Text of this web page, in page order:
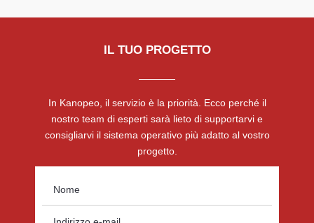
IL TUO PROGETTO
In Kanopeo, il servizio è la priorità. Ecco perché il
nostro team di esperti sarà lieto di supportarvi e
consigliarvi il sistema operativo più adatto al vostro
progetto.